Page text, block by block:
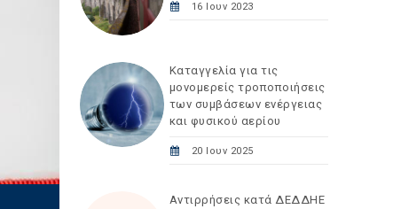
16 Ιουν 2023
Καταγγελία για τις
μονομερείς τροποποιήσεις
των συμβάσεων ενέργειας
και φυσικού αερίου
20 Ιουν 2025
Αντιρρήσεις κατά ΔΕΔΔΗΕ